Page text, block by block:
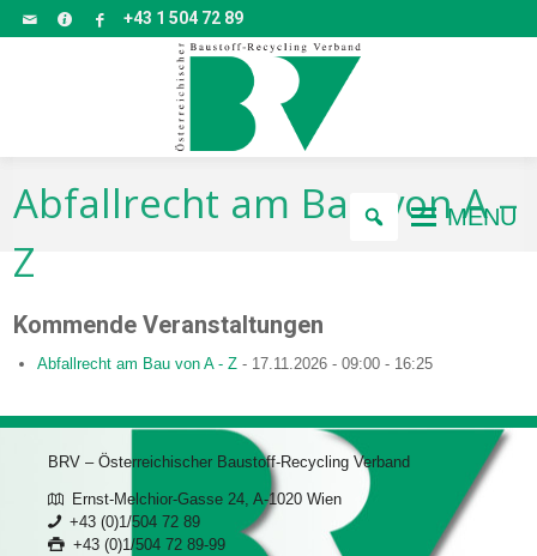
+43 1 504 72 89
MENU
Abfallrecht am Bau von A –
Z
Kommende Veranstaltungen
Abfallrecht am Bau von A - Z - 17.11.2026 - 09:00 - 16:25
BRV – Österreichischer Baustoff-Recycling Verband
Ernst-Melchior-Gasse 24, A-1020 Wien
+43 (0)1/504 72 89
+43 (0)1/504 72 89-99